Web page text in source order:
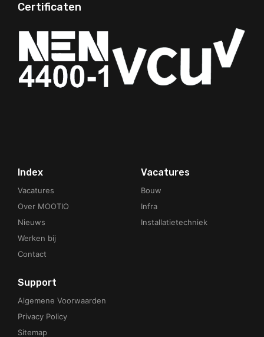
Certificaten
Index
Vacatures
Over MOOTIO
Nieuws
Werken bij
Contact
Vacatures
Bouw
Infra
Installatietechniek
Support
Algemene Voorwaarden
Privacy Policy
Sitemap